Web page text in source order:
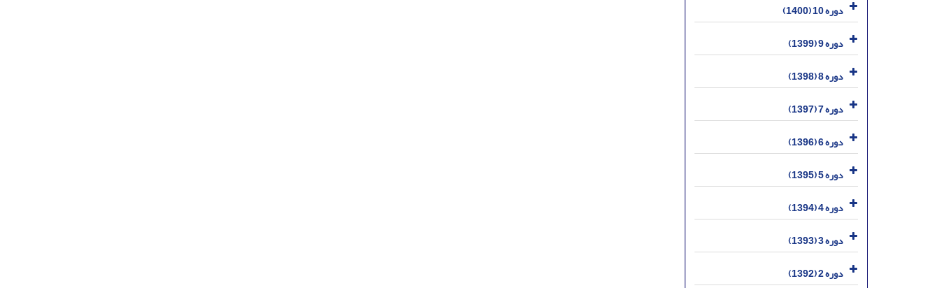
دوره 10 (1400)
دوره 9 (1399)
دوره 8 (1398)
دوره 7 (1397)
دوره 6 (1396)
دوره 5 (1395)
دوره 4 (1394)
دوره 3 (1393)
دوره 2 (1392)